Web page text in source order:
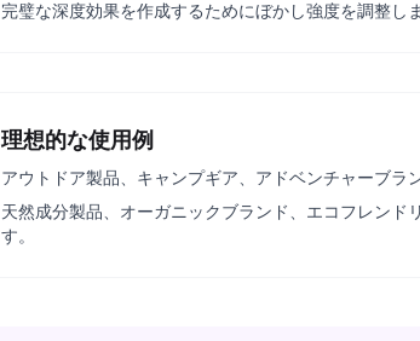
完璧な深度効果を作成するためにぼかし強度を調整しま
理想的な使用例
アウトドア製品、キャンプギア、アドベンチャーブラ
天然成分製品、オーガニックブランド、エコフレンド
す。